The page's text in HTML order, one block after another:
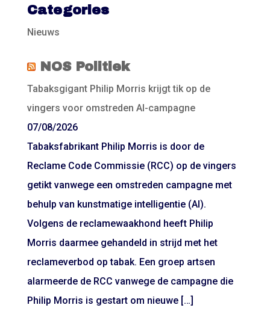
Categories
Nieuws
NOS Politiek
Tabaksgigant Philip Morris krijgt tik op de
vingers voor omstreden AI-campagne
07/08/2026
Tabaksfabrikant Philip Morris is door de
Reclame Code Commissie (RCC) op de vingers
getikt vanwege een omstreden campagne met
behulp van kunstmatige intelligentie (AI).
Volgens de reclamewaakhond heeft Philip
Morris daarmee gehandeld in strijd met het
reclameverbod op tabak. Een groep artsen
alarmeerde de RCC vanwege de campagne die
Philip Morris is gestart om nieuwe […]